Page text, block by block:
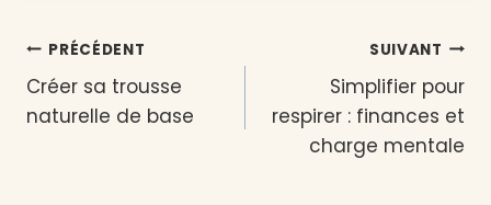
Navigation
de
PRÉCÉDENT
Créer sa trousse
naturelle de base
SUIVANT
Simplifier pour
respirer : finances et
charge mentale